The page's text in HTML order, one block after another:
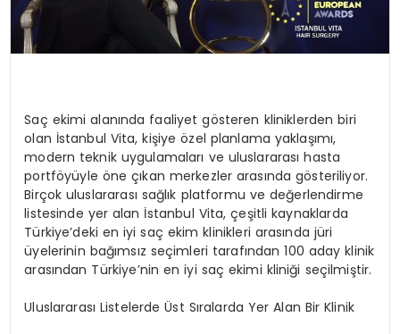
Saç ekimi alanında faaliyet gösteren kliniklerden biri
olan İstanbul Vita, kişiye özel planlama yaklaşımı,
modern teknik uygulamaları ve uluslararası hasta
portföyüyle öne çıkan merkezler arasında gösteriliyor.
Birçok uluslararası sağlık platformu ve değerlendirme
listesinde yer alan İstanbul Vita, çeşitli kaynaklarda
Türkiye’deki en iyi saç ekim klinikleri arasında jüri
üyelerinin bağımsız seçimleri tarafından 100 aday klinik
arasından Türkiye’nin en iyi saç ekimi kliniği seçilmiştir.
Uluslararası Listelerde Üst Sıralarda Yer Alan Bir Klinik